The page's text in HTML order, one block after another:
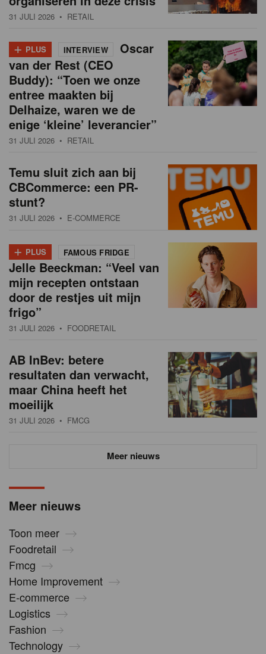
Meer nieuws
Toon meer
Foodretail
Fmcg
Home Improvement
E-commerce
Logistics
Fashion
Technology
31 JULI 2026 • RETAIL
+ PLUS INTERVIEW
Oscar
van der Rest (CEO
Buddy): “Toen we onze
entree maakten bij
Delhaize, waren we de
enige ‘kleine’ leverancier”
31 JULI 2026 • RETAIL
Temu sluit zich aan bij
CBCommerce: een PR-
stunt?
31 JULI 2026 • E-COMMERCE
+ PLUS FAMOUS FRIDGE
Jelle Beeckman: “Veel van
mijn recepten ontstaan
door de restjes uit mijn
frigo”
31 JULI 2026 • FOODRETAIL
AB InBev: betere
resultaten dan verwacht,
maar China heeft het
moeilijk
31 JULI 2026 • FMCG
Meer nieuws